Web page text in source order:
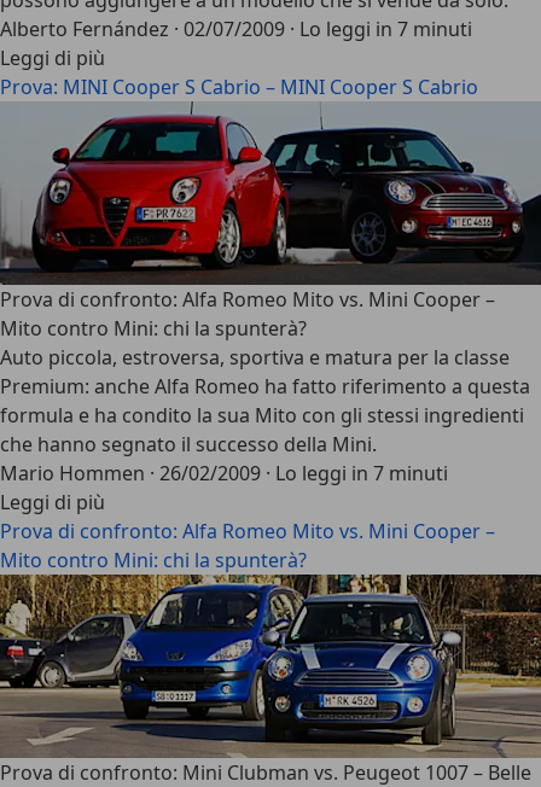
Alberto Fernández · 02/07/2009 · Lo leggi in 7 minuti
Leggi di più
Prova: MINI Cooper S Cabrio – MINI Cooper S Cabrio
Prova di confronto: Alfa Romeo Mito vs. Mini Cooper –
Mito contro Mini: chi la spunterà?
Auto piccola, estroversa, sportiva e matura per la classe
Premium: anche Alfa Romeo ha fatto riferimento a questa
formula e ha condito la sua Mito con gli stessi ingredienti
che hanno segnato il successo della Mini.
Mario Hommen · 26/02/2009 · Lo leggi in 7 minuti
Leggi di più
Prova di confronto: Alfa Romeo Mito vs. Mini Cooper –
Mito contro Mini: chi la spunterà?
Prova di confronto: Mini Clubman vs. Peugeot 1007 – Belle